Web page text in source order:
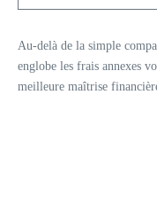
Au-delà de la simple
englobe les frais annexes
meilleure maîtrise